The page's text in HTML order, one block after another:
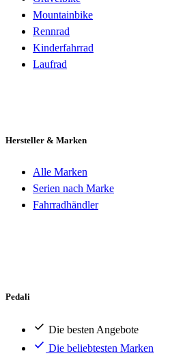
Mountainbike
Rennrad
Kinderfahrrad
Laufrad
Hersteller & Marken
Alle Marken
Serien nach Marke
Fahrradhändler
Pedali
Die besten Angebote
Die beliebtesten Marken